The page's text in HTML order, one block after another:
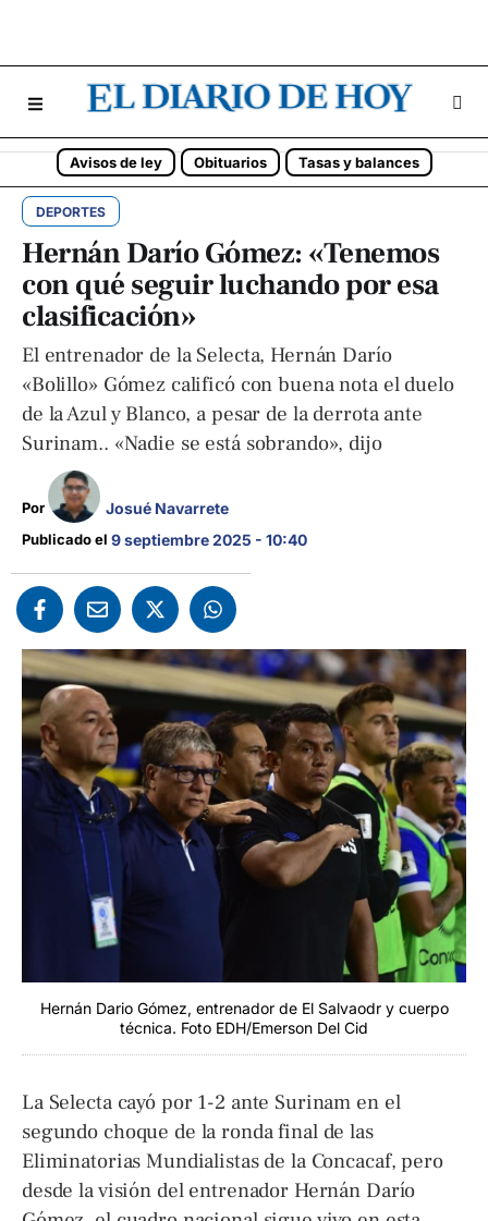
Avisos de ley Obituarios Tasas y balances
DEPORTES
Hernán Darío Gómez: «Tenemos
con qué seguir luchando por esa
clasificación»
El entrenador de la Selecta, Hernán Darío
«Bolillo» Gómez calificó con buena nota el duelo
de la Azul y Blanco, a pesar de la derrota ante
Surinam.. «Nadie se está sobrando», dijo
Por Josué Navarrete
Publicado el 9 septiembre 2025 - 10:40
Hernán Dario Gómez, entrenador de El Salvaodr y cuerpo
técnica. Foto EDH/Emerson Del Cid
La Selecta cayó por 1-2 ante Surinam en el
segundo choque de la ronda final de las
Eliminatorias Mundialistas de la Concacaf, pero
desde la visión del entrenador Hernán Darío